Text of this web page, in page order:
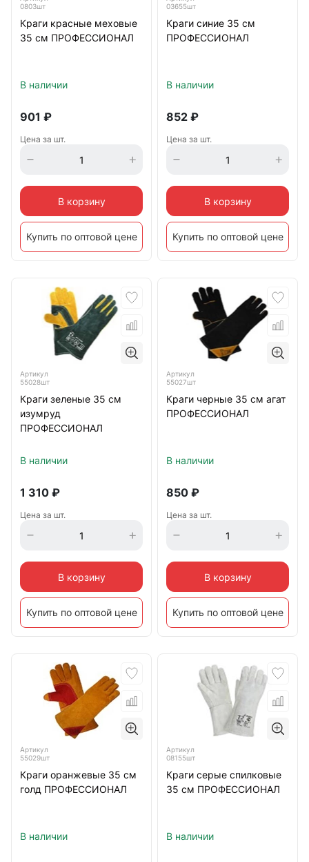
0803шт
Краги красные меховые
35 см ПРОФЕССИОНАЛ
В наличии
901 ₽
Цена за шт.
В корзину
Купить по оптовой цене
03655шт
Краги синие 35 см
ПРОФЕССИОНАЛ
В наличии
852 ₽
Цена за шт.
В корзину
Купить по оптовой цене
Артикул
55028шт
Краги зеленые 35 см
изумруд
ПРОФЕССИОНАЛ
В наличии
1 310 ₽
Цена за шт.
В корзину
Купить по оптовой цене
Артикул
55027шт
Краги черные 35 см агат
ПРОФЕССИОНАЛ
В наличии
850 ₽
Цена за шт.
В корзину
Купить по оптовой цене
Артикул
55029шт
Краги оранжевые 35 см
голд ПРОФЕССИОНАЛ
В наличии
Артикул
08155шт
Краги серые спилковые
35 см ПРОФЕССИОНАЛ
В наличии